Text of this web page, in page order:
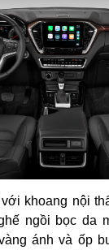
khoang nội
ngồi bọc da
ánh và ốp